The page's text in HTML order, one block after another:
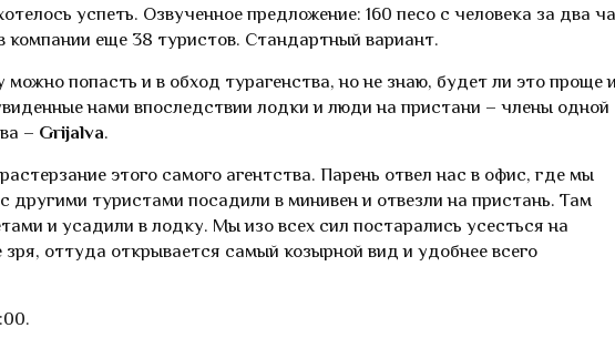
успеть. Озвученное предложение: 160 песо с человека за два
компании еще 38 туристов. Стандартный вариант.
попасть и в обход турагенства, но не знаю, будет ли это проще и
нами впоследствии лодки и люди на пристани – члены одной
– Grijalva.
этого самого агентства. Парень отвел нас в офис, где мы
другими туристами посадили в минивен и отвезли на пристань. Там
и усадили в лодку. Мы изо всех сил постарались усесться на
оттуда открывается самый козырной вид и удобнее всего